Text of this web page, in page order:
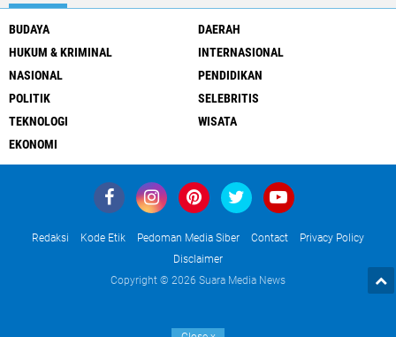
BUDAYA
DAERAH
HUKUM & KRIMINAL
INTERNASIONAL
NASIONAL
PENDIDIKAN
POLITIK
SELEBRITIS
TEKNOLOGI
WISATA
EKONOMI
Redaksi Kode Etik Pedoman Media Siber Contact
Privacy Policy
Disclaimer
Copyright © 2026 Suara Media News